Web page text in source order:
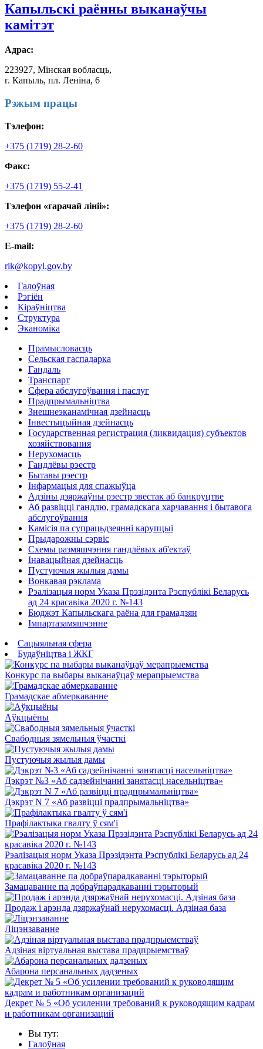
Капыльскі раённы выканаўчы
камітэт
Адрас:
223927, Мінская вобласць,
г. Капыль, пл. Леніна, 6
Рэжым працы
Тэлефон:
+375 (1719) 28-2-60
Факс:
+375 (1719) 55-2-41
Тэлефон «гарачай лініі»:
+375 (1719) 28-2-60
E-mail:
rik@kopyl.gov.by
Галоўная
Рэгіён
Кіраўніцтва
Структура
Эканоміка
Прамысловасць
Сельская гаспадарка
Гандаль
Транспарт
Сфера абслугоўвання і паслуг
Прадпрымальніцтва
Знешнеэканамічная дзейнасць
Інвестыцыйная дзейнасць
Государственная регистрация (ликвидация) субъектов
хозяйствования
Нерухомасць
Гандлёвы рэестр
Бытавы рэестр
Інфармацыя для спажыўца
Адзіны дзяржаўны рэестр звестак аб банкруцтве
Аб развіцці гандлю, грамадскага харчавання і бытавога
абслугоўвання
Камісія па супрацьдзеянні карупцыі
Прыдарожны сэрвіс
Схемы размяшчэння гандлёвых аб'ектаў
Інавацыйная дзейнасць
Пустуючыя жылыя дамы
Вонкавая рэклама
Рэалізацыя норм Указа Прэзідэнта Рэспублікі Беларусь
ад 24 красавіка 2020 г. №143
Бюджэт Капыльскага раёна для грамадзян
Імпартазамяшчэнне
Сацыяльная сфера
Будаўніцтва і ЖКГ
Конкурс па выбары выканаўцаў мерапрыемства
Грамадскае абмеркаванне
Аўкцыёны
Свабодныя зямельныя ўчасткі
Пустуючыя жылыя дамы
Дэкрэт №3 «Аб садзейнічанні занятасці насельніцтва»
Дэкрэт N 7 «Аб развіцці прадпрымальніцтва»
Прафілактыка гвалту ў сям'і
Рэалізацыя норм Указа Прэзідэнта Рэспублікі Беларусь ад 24
красавіка 2020 г. №143
Замацаванне па добраўпарадкаванні тэрыторый
Продаж і арэнда дзяржаўнай нерухомасці. Адзіная база
Ліцэнзаванне
Адзіная віртуальная выстава прадпрыемстваў
Абарона персанальных дадзеных
Декрет № 5 «Об усилении требований к руководящим кадрам
и работникам организаций
Вы тут:
Галоўная